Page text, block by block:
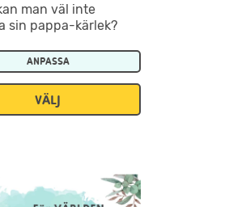
man väl inte
sin pappa-kärlek?
ANPASSA
VÄLJ